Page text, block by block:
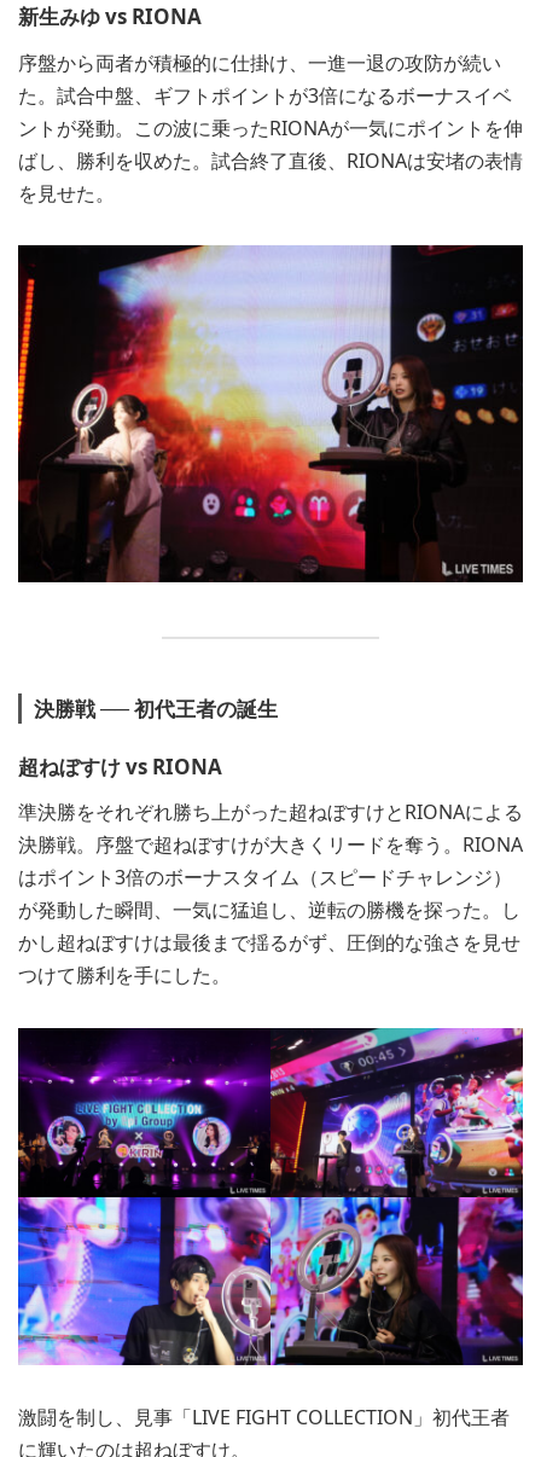
新生みゆ vs RIONA
序盤から両者が積極的に仕掛け、一進一退の攻防が続い
た。試合中盤、ギフトポイントが3倍になるボーナスイベ
ントが発動。この波に乗ったRIONAが一気にポイントを伸
ばし、勝利を収めた。試合終了直後、RIONAは安堵の表情
を見せた。
決勝戦 ── 初代王者の誕生
超ねぼすけ vs RIONA
準決勝をそれぞれ勝ち上がった超ねぼすけとRIONAによる
決勝戦。序盤で超ねぼすけが大きくリードを奪う。RIONA
はポイント3倍のボーナスタイム（スピードチャレンジ）
が発動した瞬間、一気に猛追し、逆転の勝機を探った。し
かし超ねぼすけは最後まで揺るがず、圧倒的な強さを見せ
つけて勝利を手にした。
激闘を制し、見事「LIVE FIGHT COLLECTION」初代王者
に輝いたのは超ねぼすけ。